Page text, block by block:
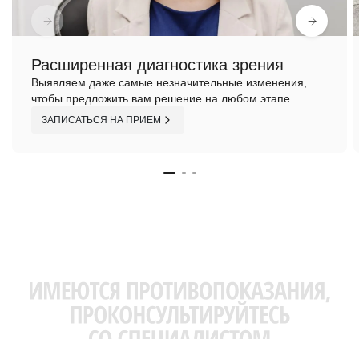
Расширенная диагностика зрения
Выявляем даже самые незначительные изменения,
чтобы предложить вам решение на любом этапе.
ЗАПИСАТЬСЯ НА ПРИЕМ